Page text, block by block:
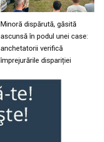
Minoră dispărută, găsită
ascunsă în podul unei case:
anchetatorii verifică
împrejurările dispariției